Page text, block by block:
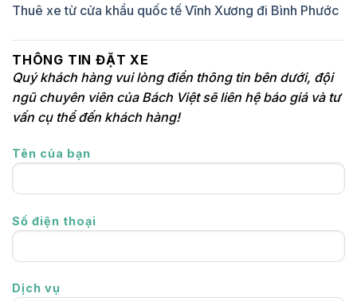
Thuê xe từ cửa khẩu quốc tế Vĩnh Xương đi Bình Phước
THÔNG TIN ĐẶT XE
Quý khách hàng vui lòng điền thông tin bên dưới, đội
ngũ chuyên viên của Bách Việt sẽ liên hệ báo giá và tư
vấn cụ thể đến khách hàng!
Tên của bạn
Số điện thoại
Dịch vụ